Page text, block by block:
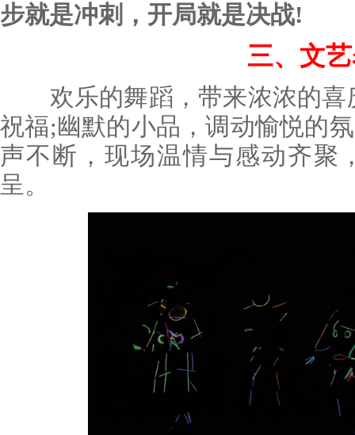
步就是冲刺，开局就是决战!
三、文
欢乐的舞蹈，带来浓浓的喜
祝福;幽默的小品，调动愉悦的
声不断，现场温情与感动齐聚
呈。